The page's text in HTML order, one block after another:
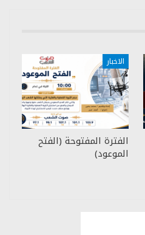
الاخبار
الفترة المفتوحة (الفتح
الموعود)